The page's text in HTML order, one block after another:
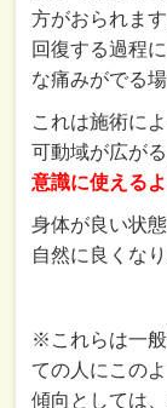
方がおられます
回復する過程
な痛みがでる
これは施術に
可動域が広が
意識に使える
身体が良い状
自然に良くな
※これらは一
ての人にこの
傾向としては